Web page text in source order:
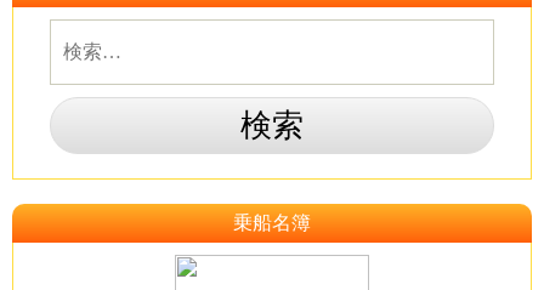
乗船名簿